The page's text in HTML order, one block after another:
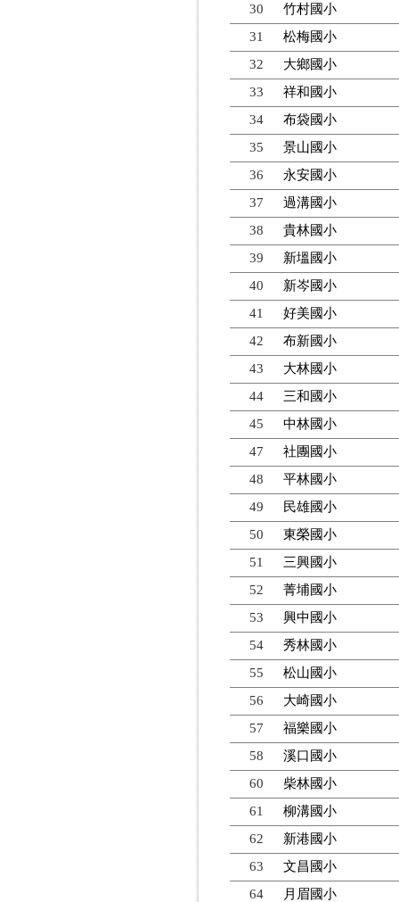
30
竹村國小
31
松梅國小
32
大鄉國小
33
祥和國小
34
布袋國小
35
景山國小
36
永安國小
37
過溝國小
38
貴林國小
39
新塭國小
40
新岑國小
41
好美國小
42
布新國小
43
大林國小
44
三和國小
45
中林國小
47
社團國小
48
平林國小
49
民雄國小
50
東榮國小
51
三興國小
52
菁埔國小
53
興中國小
54
秀林國小
55
松山國小
56
大崎國小
57
福樂國小
58
溪口國小
60
柴林國小
61
柳溝國小
62
新港國小
63
文昌國小
64
月眉國小